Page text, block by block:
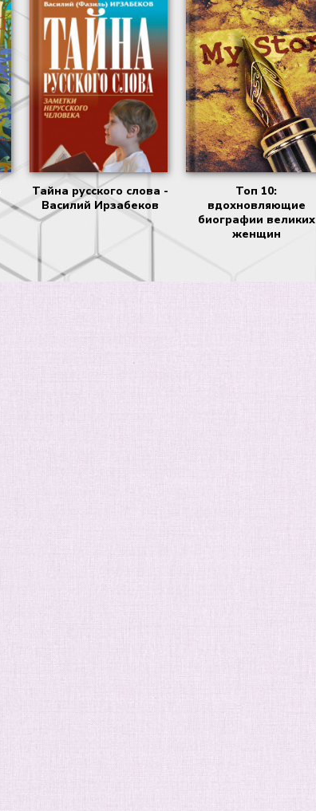
Тайна русского слова -
Василий Ирзабеков
Топ 10:
вдохновляющие
биографии великих
женщин